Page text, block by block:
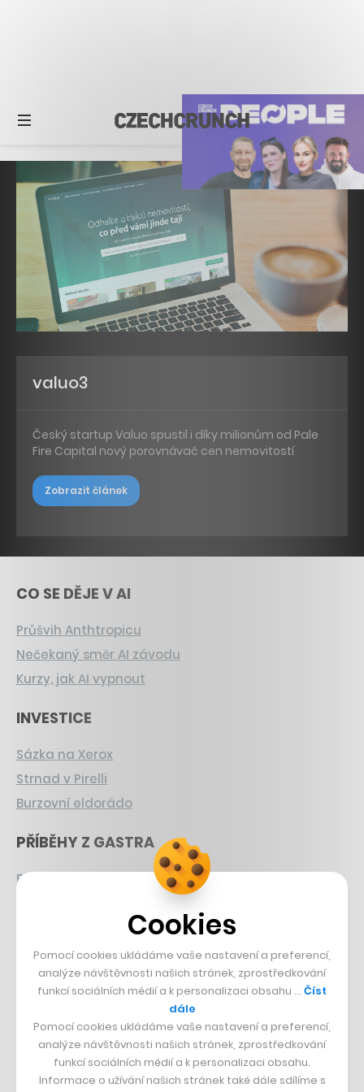
valuo3
Český startup Valuo spustil i díky milionům od Pale
Fire Capital nový porovnávač cen nemovitostí
Zobrazit článek
CO SE DĚJE V AI
Průšvih Anthtropicu
Nečekaný směr AI závodu
Kurzy, jak AI vypnout
INVESTICE
Sázka na Xerox
Strnad v Pirelli
Burzovní eldorádo
PŘÍBĚHY Z GASTRA
Boční projekt, co se zvrtnul
Dva golfisti, co pečou
DESIGN
Originální hodinky
Nábytek z betonu
Cookies
Pomocí cookies ukládáme vaše nastavení a preferencí,
analýze návštěvnosti našich stránek, zprostředkování
funkcí sociálních médií a k personalizaci obsahu … Číst
dále
Pomocí cookies ukládáme vaše nastavení a preferencí,
analýze návštěvnosti našich stránek, zprostředkování
funkcí sociálních médií a k personalizaci obsahu.
Informace o užívání našich stránek také dále sdílíme s